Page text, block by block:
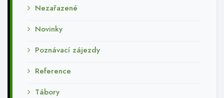
Nezařazené
Novinky
Poznávací zájezdy
Reference
Tábory